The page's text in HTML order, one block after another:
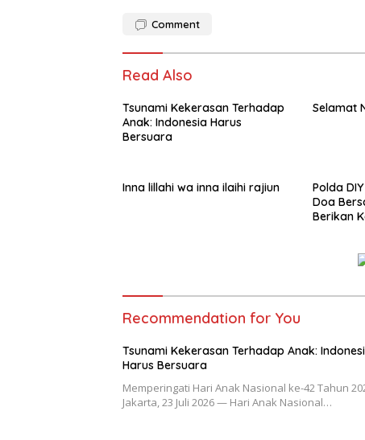
Comment
Read Also
Tsunami Kekerasan Terhadap
Anak: Indonesia Harus
Bersuara
Selamat
Inna lillahi wa inna ilaihi rajiun
Polda
Doa
Berikan
Recommendation for You
Tsunami Kekerasan Terhadap Anak:
Harus Bersuara
Memperingati Hari Anak Nasional ke-42 Tahun
Jakarta, 23 Juli 2026 — Hari Anak Nasional…